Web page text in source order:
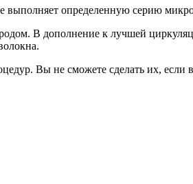
выполняет определенную серию
В дополнение к лучшей
Вы не сможете сделать их, если